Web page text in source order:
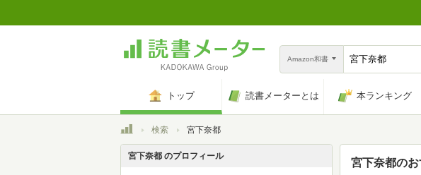
Amazon和書
トップ 読書メーターとは 本ランキング
トップ検索 宮下奈都
宮下奈都の
宮下奈都 のプロフィール